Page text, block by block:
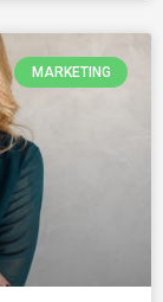
MARKETING